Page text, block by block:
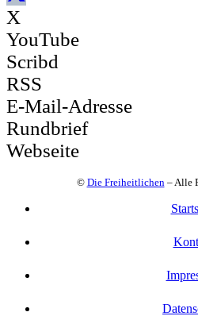
X
YouTube
Scribd
RSS
E-Mail-Adresse
Rundbrief
Webseite
© Die Freiheitlichen – Alle